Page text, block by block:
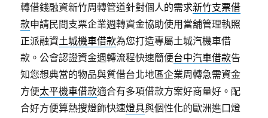
轉借錢融資新竹周轉管道針對個人的需求新竹支票借
款申請民間支票企業週轉資金協助使用當舖管理執照
正派融資土城機車借款為您打造專屬土城汽機車借
款。公會認證資金週轉流程快速簡便台中汽車借款告
知您想典當的物品與質借台北地區企業周轉急需資金
方便太平機車借款適合有多項借款方案好商量好。配
合好方便算熱搜燈飾快速燈具與個性化的歐洲進口燈